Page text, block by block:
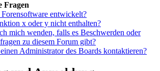
Fragen
Forensoftware entwickelt?
x oder y nicht enthalten?
mich wenden, falls es Beschwerden oder
zu diesem Forum gibt?
Administrator des Boards kontaktieren?